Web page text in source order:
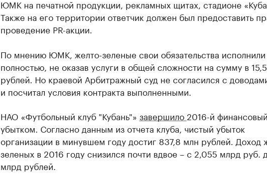
ЮМК на печатной продукции, рекламных щитах, стадионе
Также на его территории ответчик должен был предоставить
проведение PR-акции.
По мнению ЮМК, желто-зеленые свои обязательства
полностью, не оказав услуги в общей сложности на сумму в
рублей. Но краевой Арбитражный суд не согласился с
и посчитал условия контракта выполненными.
НАО «Футбольный клуб "Кубань"» завершило 2016-й
убытком. Согласно данным из отчета клуба, чистый убыток
организации в минувшем году достиг 837,8 млн рублей. Доход
зеленых в 2016 году снизился почти вдвое – с 2,055 млрд руб.
млрд рублей.